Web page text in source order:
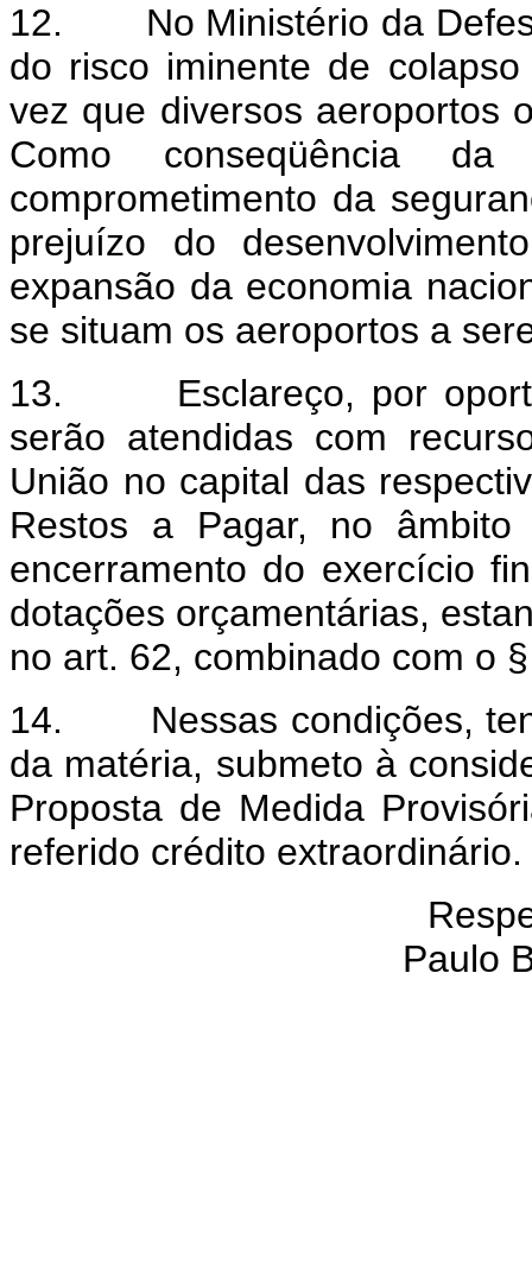
12. No Ministério da
do risco iminente de
vez que diversos aeroportos
Como conseqüência
comprometimento da
prejuízo do
expansão da economia
se situam os aeroportos a
13. Esclareço, por
serão atendidas com
União no capital das
Restos a Pagar, no
encerramento do exercício
dotações orçamentárias,
no art. 62, combinado com o
14. Nessas condições,
da matéria, submeto à
Proposta de Medida
referido crédito
Paulo